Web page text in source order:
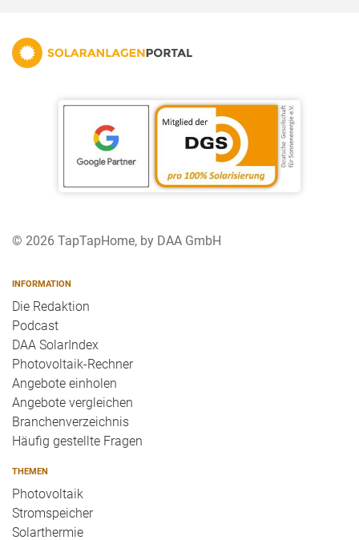
© 2026 TapTapHome, by DAA GmbH
INFORMATION
Die Redaktion
Podcast
DAA SolarIndex
Photovoltaik-Rechner
Angebote einholen
Angebote vergleichen
Branchenverzeichnis
Häufig gestellte Fragen
THEMEN
Photovoltaik
Stromspeicher
Solarthermie